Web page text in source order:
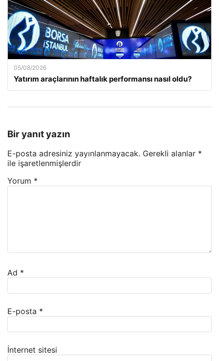
05/08/2026
Yatırım araçlarının haftalık performansı nasıl oldu?
Bir yanıt yazın
E-posta adresiniz yayınlanmayacak. Gerekli alanlar *
ile işaretlenmişlerdir
Yorum *
Ad *
E-posta *
İnternet sitesi